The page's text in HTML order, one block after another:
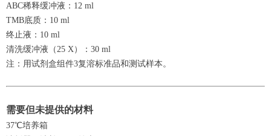
ABC稀释缓冲液：12 ml
TMB底质：10 ml
终止液：10 ml
清洗缓冲液（25 X）：30 ml
注：用试剂盒组件3复溶标准品和测试样本。
需要但未提供的材料
37℃培养箱